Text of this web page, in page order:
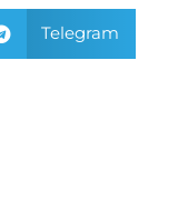
Telegram